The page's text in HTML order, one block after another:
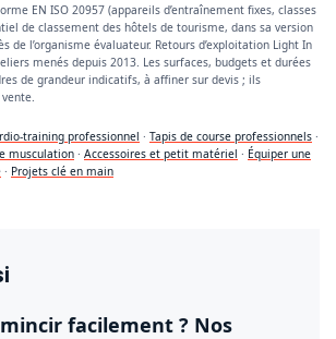
EN ISO 20957 (appareils d’entraînement fixes, classes
de classement des hôtels de tourisme, dans sa version
de l’organisme évaluateur. Retours d’exploitation Light In
menés depuis 2013. Les surfaces, budgets et durées
de grandeur indicatifs, à affiner sur devis ; ils
training professionnel · Tapis de course professionnels ·
musculation · Accessoires et petit matériel · Équiper une
· Projets clé en main
facilement ? Nos